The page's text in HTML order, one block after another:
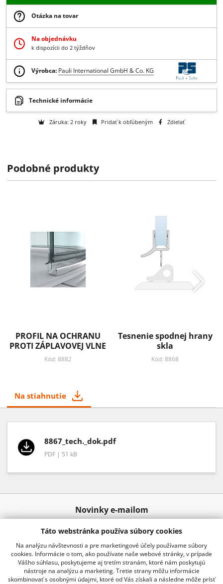
- +
Získajte B2B zľavy > > >
Otázka na tovar
Na objednávku
k dispozícii do 2 týždňov
Technické informácie
Podobné produkty
PROFIL NA OCHRANU
PROTI ZÁPLAVOVEJ VLNE
Kód: 8882
Tesnenie spodnej hrany
skla
Kód: 8868
Na stiahnutie
8867_tech._dok.pdf
PDF | 51 kB
Novinky e-mailom
Odoslať
02 20920 888 info@kraussro.sk
Táto webstránka používa súbory cookies
Na analýzu návštevnosti a pre marketingové účely používame súbory
cookies. Informácie o tom, ako používate naše webové stránky, v prípade
Vášho súhlasu, poskytujeme aj tretím stranám, ktoré nám poskytujú
nástroje na analýzu a marketing. Tretie strany môžu informácie
skombinovať s osobnými údajmi, ktoré od Vás získali a následne môže prísť